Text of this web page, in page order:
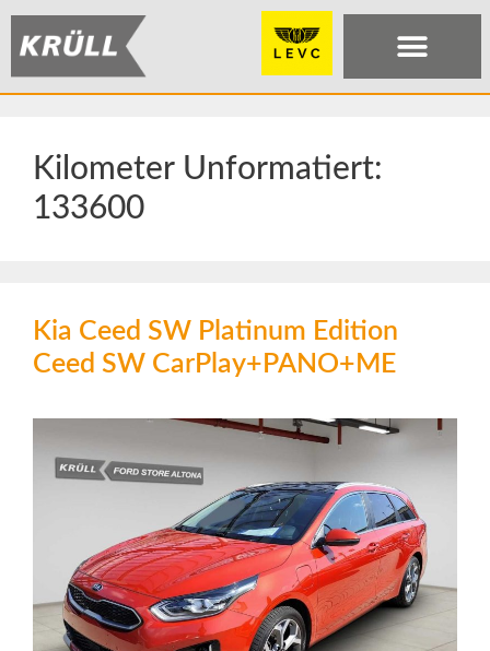
Kilometer Unformatiert:
133600
Kia Ceed SW Platinum Edition
Ceed SW CarPlay+PANO+ME